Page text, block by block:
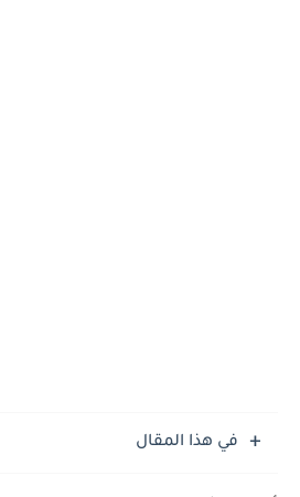
في هذا المقال